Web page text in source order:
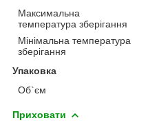
Максимальна
температура зберігання
Мінімальна температура
зберігання
Упаковка
Об`єм
Приховати